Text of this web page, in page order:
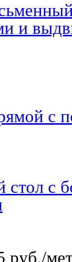
и
с
с
руб./